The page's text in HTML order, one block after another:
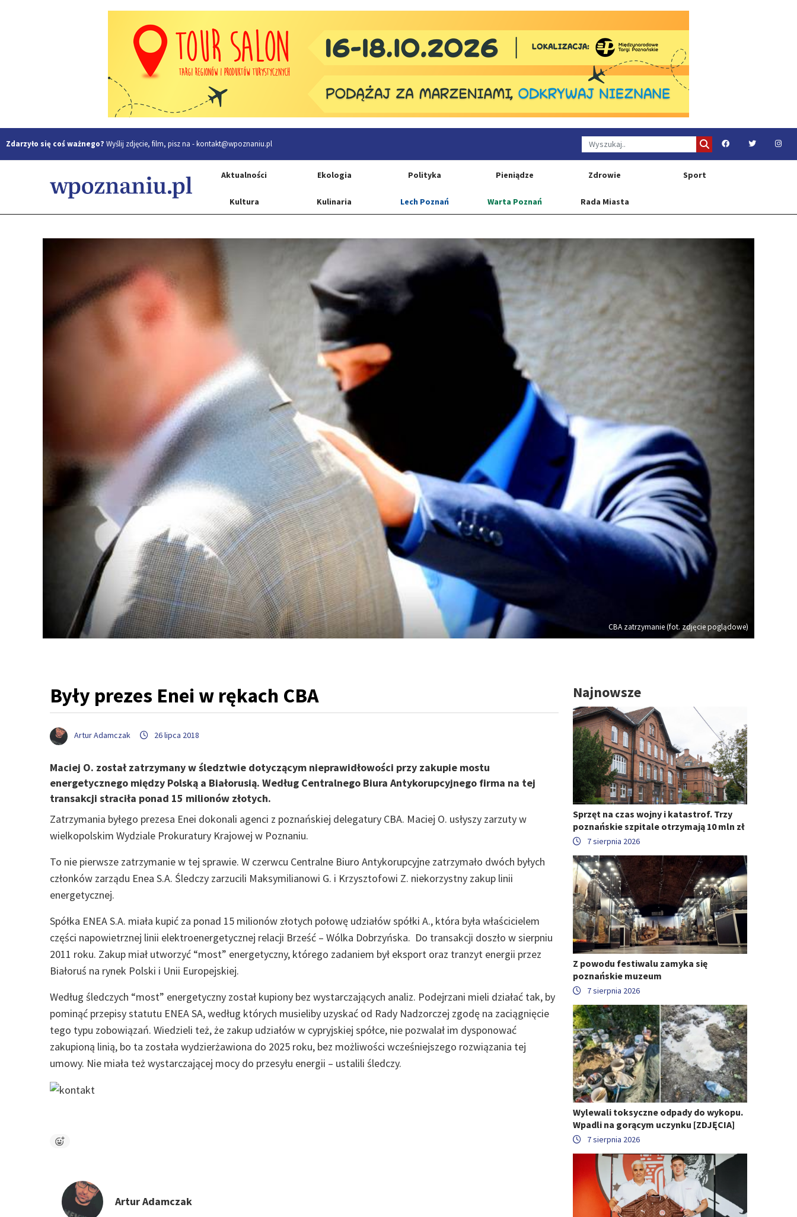
Zdarzyło się coś ważnego? Wyślij zdjęcie, film, pisz na -kontakt@wpoznaniu.pl
Aktualności Ekologia Polityka Pieniądze Zdrowie Sport
Kultura Kulinaria Lech Poznań Warta Poznań Rada Miasta
CBA zatrzymanie (fot. zdjęcie poglądowe)
Były prezes Enei w rękach CBA
Artur Adamczak 26 lipca 2018
Maciej O. został zatrzymany w śledztwie dotyczącym nieprawidłowości przy zakupie mostu
energetycznego między Polską a Białorusią. Według Centralnego Biura Antykorupcyjnego firma na tej
transakcji straciła ponad 15 milionów złotych.
Zatrzymania byłego prezesa Enei dokonali agenci z poznańskiej delegatury CBA. Maciej O. usłyszy zarzuty w
wielkopolskim Wydziale Prokuratury Krajowej w Poznaniu.
To nie pierwsze zatrzymanie w tej sprawie. W czerwcu Centralne Biuro Antykorupcyjne zatrzymało dwóch byłych
członków zarządu Enea S.A. Śledczy zarzucili Maksymilianowi G. i Krzysztofowi Z. niekorzystny zakup linii
energetycznej.
Spółka ENEA S.A. miała kupić za ponad 15 milionów złotych połowę udziałów spółki A., która była właścicielem
części napowietrznej linii elektroenergetycznej relacji Brześć – Wólka Dobrzyńska. Do transakcji doszło w sierpniu
2011 roku. Zakup miał utworzyć “most” energetyczny, którego zadaniem był eksport oraz tranzyt energii przez
Białoruś na rynek Polski i Unii Europejskiej.
Według śledczych “most” energetyczny został kupiony bez wystarczających analiz. Podejrzani mieli działać tak, by
pominąć przepisy statutu ENEA SA, według których musieliby uzyskać od Rady Nadzorczej zgodę na zaciągnięcie
tego typu zobowiązań. Wiedzieli też, że zakup udziałów w cypryjskiej spółce, nie pozwalał im dysponować
zakupioną linią, bo ta została wydzierżawiona do 2025 roku, bez możliwości wcześniejszego rozwiązania tej
umowy. Nie miała też wystarczającej mocy do przesyłu energii – ustalili śledczy.
Artur Adamczak
Najnowsze
Sprzęt na czas wojny i katastrof. Trzy
poznańskie szpitale otrzymają 10 mln zł
7 sierpnia 2026
Z powodu festiwalu zamyka się
poznańskie muzeum
7 sierpnia 2026
Wylewali toksyczne odpady do wykopu.
Wpadli na gorącym uczynku [ZDJĘCIA]
7 sierpnia 2026